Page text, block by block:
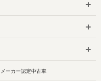
メーカー認定中古車